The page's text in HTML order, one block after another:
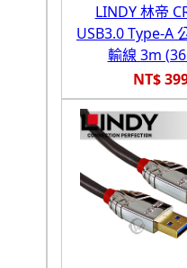
LINDY 林帝
USB3.0 Type-A
輸線 3m
NT$